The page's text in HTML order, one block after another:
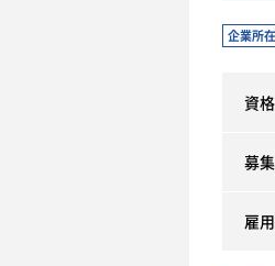
企業所
資格
募
雇